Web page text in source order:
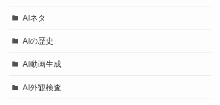
AIネタ
AIの歴史
AI動画生成
AI外観検査